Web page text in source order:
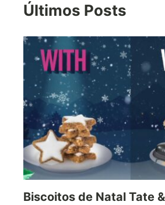
Últimos Posts
Biscoitos de Natal Tate